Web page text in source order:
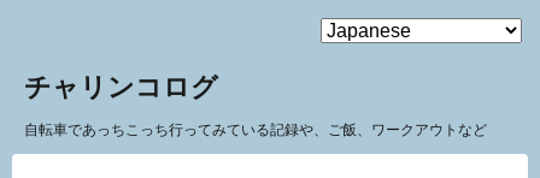
MENU
チャリンコログ
自転車であっちこっち行ってみている記録や、ご飯、ワークアウトなど